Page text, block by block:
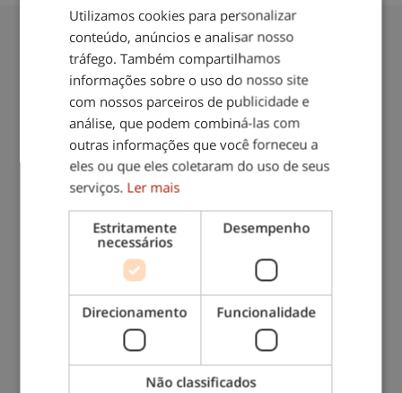
Contacte-nos: 217 571 560
(chamada para rede fixa nacional)
Utilizamos cookies para personalizar
conteúdo, anúncios e analisar nosso
tráfego. Também compartilhamos
informações sobre o uso do nosso site
com nossos parceiros de publicidade e
análise, que podem combiná-las com
outras informações que você forneceu a
eles ou que eles coletaram do uso de seus
serviços. Ler mais
Estritamente
necessários
Desempenho
Direcionamento Funcionalidade
Não classificados